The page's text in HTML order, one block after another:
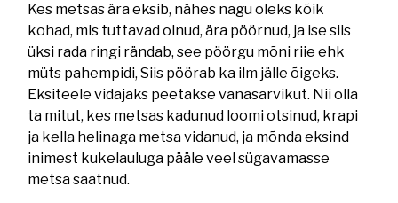
Kes metsas ära eksib, nähes nagu oleks kõik
kohad, mis tuttavad olnud, ära pöörnud, ja ise siis
üksi rada ringi rändab, see pöörgu mõni riie ehk
müts pahempidi, Siis pöörab ka ilm jälle õigeks.
Eksiteele vidajaks peetakse vanasarvikut. Nii olla
ta mitut, kes metsas kadunud loomi otsinud, krapi
ja kella helinaga metsa vidanud, ja mõnda eksind
inimest kukelauluga pääle veel sügavamasse
metsa saatnud.